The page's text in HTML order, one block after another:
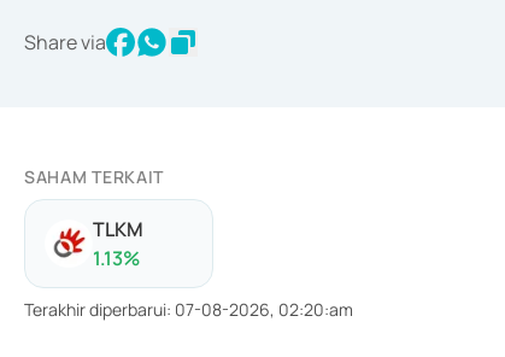
Share via
SAHAM TERKAIT
TLKM
1.13%
Terakhir diperbarui: 07-08-2026, 02:20:am